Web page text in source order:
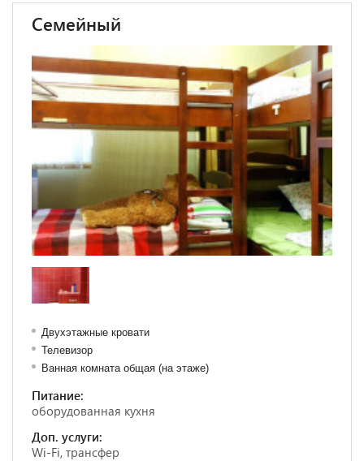
Семейный
Двухэтажные кровати
Телевизор
Ванная комната общая (на этаже)
Питание:
оборудованная кухня
Доп. услуги:
Wi-Fi, трансфер